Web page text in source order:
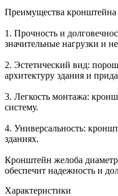
Преимущества
1. Прочность и
значительные нагрузки и
2. Эстетический вид:
архитектуру здания и
3. Легкость монтажа:
систему.
4. Универсальность:
зданиях.
Кронштейн желоба
обеспечит надежность и
Характеристики